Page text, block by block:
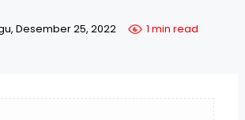
Desember 25, 2022 1 min read